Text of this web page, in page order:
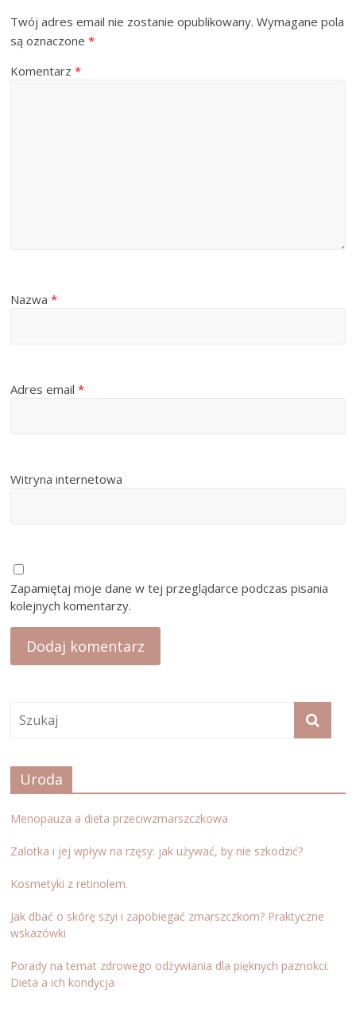
Twój adres email nie zostanie opublikowany. Wymagane pola
są oznaczone*
Komentarz*
Nazwa*
Adres email*
Witryna internetowa
Zapamiętaj moje dane w tej przeglądarce podczas pisania
kolejnych komentarzy.
Uroda
Menopauza a dieta przeciwzmarszczkowa
Zalotka i jej wpływ na rzęsy: jak używać, by nie szkodzić?
Kosmetyki z retinolem.
Jak dbać o skórę szyi i zapobiegać zmarszczkom? Praktyczne
wskazówki
Porady na temat zdrowego odżywiania dla pięknych paznokci:
Dieta a ich kondycja